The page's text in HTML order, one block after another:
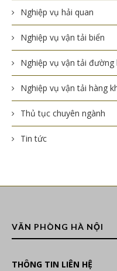
Nghiệp vụ hải quan
Nghiệp vụ vận tải biển
Nghiệp vụ vận tải đường
Nghiệp vụ vận tải hàng
Thủ tục chuyên ngành
Tin tức
VĂN PHÒNG HÀ NỘI
THÔNG TIN LIÊN HỆ